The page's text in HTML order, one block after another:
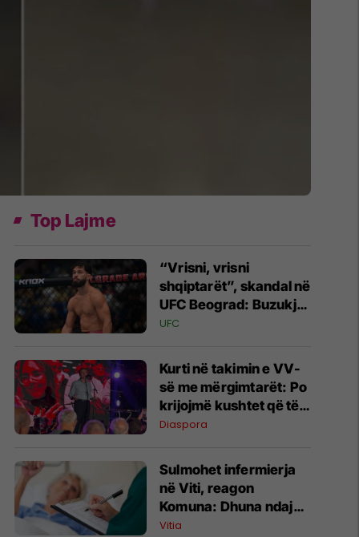
Top Lajme
“Vrisni, vrisni
shqiptarët”, skandal në
UFC Beograd: Buzukja
u përball me thirrje
tribunat
UFC
Kurti në takimin e VV-
së me mërgimtarët: Po
krijojmë kushtet që të
ktheheni në Kosovë
Diaspora
Sulmohet infermierja
në Viti, reagon
Komuna: Dhuna ndaj
stafit shëndetësor nuk
Vitia